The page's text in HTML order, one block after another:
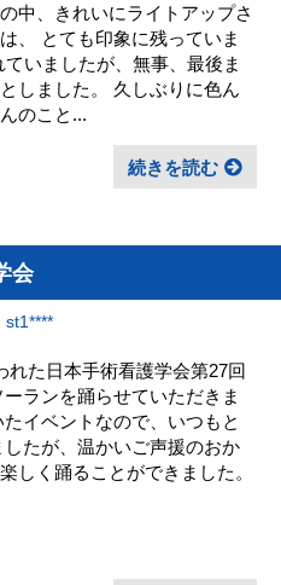
中、きれいにライトアップさ
、 とても印象に残っていま
したが、無事、最後ま
しました。 久しぶりに色ん
のこと...
続きを読む
会
st1****
れた日本手術看護学会第27回
ランを踊らせていただきま
イベントなので、いつもと
たが、温かいご声援のおか
しく踊ることができました。